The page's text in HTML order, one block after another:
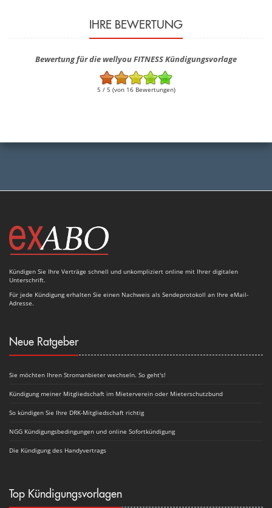
IHRE BEWERTUNG
Bewertung für die wellyou FITNESS Kündigungsvorlage
5 / 5 (von 16 Bewertungen)
Kündigen Sie Ihre Verträge schnell und unkompliziert online mit Ihrer digitalen
Unterschrift.
Für jede Kündigung erhalten Sie einen Nachweis als Sendeprotokoll an Ihre eMail-
Adresse.
Neue Ratgeber
Sie möchten Ihren Stromanbieter wechseln. So geht's!
Kündigung meiner Mitgliedschaft im Mieterverein oder Mieterschutzbund
So kündigen Sie Ihre DRK-Mitgliedschaft richtig
NGG Kündigungsbedingungen und online Sofortkündigung
Die Kündigung des Handyvertrags
Top Kündigungsvorlagen